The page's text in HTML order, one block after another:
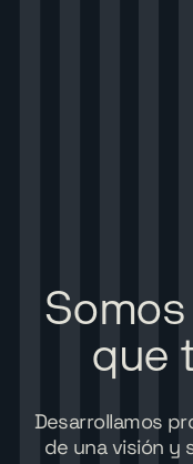
Somos
que
Desarrollamos
de una visión y